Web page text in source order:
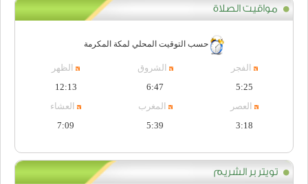
مواقيت الصلاة
حسب التوقيت المحلي لمكة المكرمة
الفجر
5:25
الشروق
6:47
الظهر
12:13
العصر
3:18
المغرب
5:39
العشاء
7:09
تويتر بر الشريم